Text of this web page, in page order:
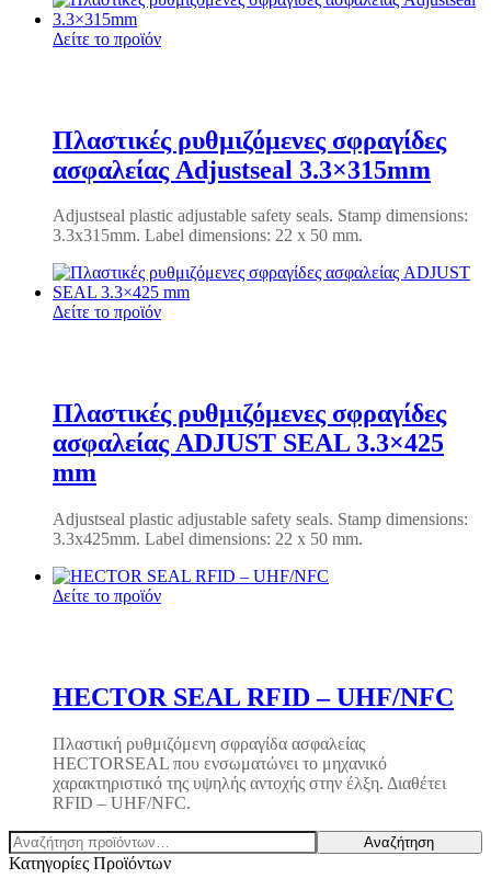
Δείτε το προϊόν
Πλαστικές ρυθμιζόμενες σφραγίδες
ασφαλείας Adjustseal 3.3×315mm
Adjustseal plastic adjustable safety seals. Stamp dimensions:
3.3x315mm. Label dimensions: 22 x 50 mm.
Δείτε το προϊόν
Πλαστικές ρυθμιζόμενες σφραγίδες
ασφαλείας ADJUST SEAL 3.3×425
mm
Adjustseal plastic adjustable safety seals. Stamp dimensions:
3.3x425mm. Label dimensions: 22 x 50 mm.
Δείτε το προϊόν
HECTOR SEAL RFID – UHF/NFC
Πλαστική ρυθμιζόμενη σφραγίδα ασφαλείας
HECTORSEAL που ενσωματώνει το μηχανικό
χαρακτηριστικό της υψηλής αντοχής στην έλξη. Διαθέτει
RFID – UHF/NFC.
Αναζήτηση
για:
Αναζήτηση
Κατηγορίες Προϊόντων